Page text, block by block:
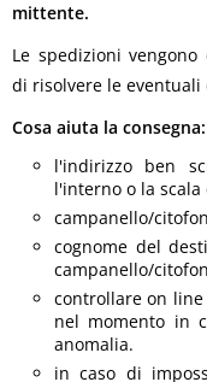
mittente.
Le spedizioni
di risolvere le
Cosa aiuta la consegna:
l'indirizzo ben
l'interno o la scala
campanello/
cognome del
campanello/
controllare on
nel momento in
anomalia.
in caso di